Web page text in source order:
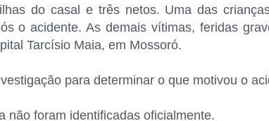
do casal e três netos. Uma das
o acidente. As demais vítimas, feridas
Tarcísio Maia, em Mossoró.
para determinar o que motivou o
não foram identificadas oficialmente.